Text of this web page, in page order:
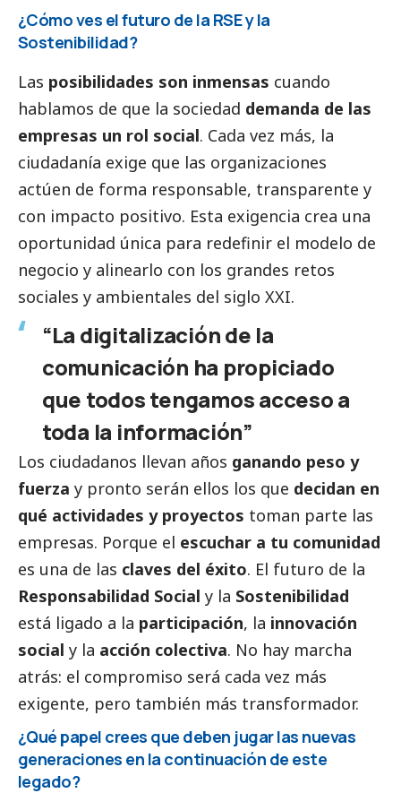
¿Cómo ves el futuro de la RSE y la
Sostenibilidad?
Las posibilidades son inmensas cuando
hablamos de que la sociedad demanda de las
empresas un rol social. Cada vez más, la
ciudadanía exige que las organizaciones
actúen de forma responsable, transparente y
con impacto positivo. Esta exigencia crea una
oportunidad única para redefinir el modelo de
negocio y alinearlo con los grandes retos
sociales y ambientales del siglo XXI.
“La digitalización de la
comunicación ha propiciado
que todos tengamos acceso a
toda la información”
Los ciudadanos llevan años ganando peso y
fuerza y pronto serán ellos los que decidan en
qué actividades y proyectos toman parte las
empresas. Porque el escuchar a tu comunidad
es una de las claves del éxito. El futuro de la
Responsabilidad Social y la Sostenibilidad
está ligado a la participación, la innovación
social y la acción colectiva. No hay marcha
atrás: el compromiso será cada vez más
exigente, pero también más transformador.
¿Qué papel crees que deben jugar las nuevas
generaciones en la continuación de este
legado?